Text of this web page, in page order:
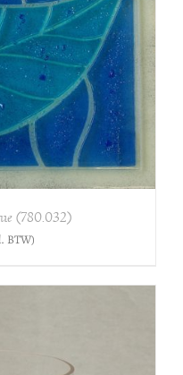
(780.032)
BTW)